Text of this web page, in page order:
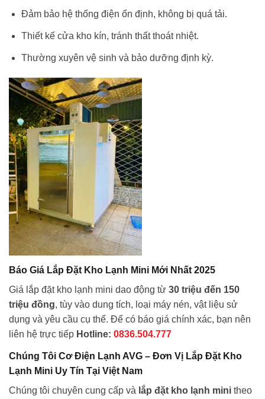
Đảm bảo hệ thống điện ổn định, không bị quá tải.
Thiết kế cửa kho kín, tránh thất thoát nhiệt.
Thường xuyên vệ sinh và bảo dưỡng định kỳ.
Báo Giá Lắp Đặt Kho Lạnh Mini Mới Nhất 2025
Giá lắp đặt kho lạnh mini dao động từ 30 triệu đến 150
triệu đồng, tùy vào dung tích, loại máy nén, vật liệu sử
dụng và yêu cầu cụ thể. Để có báo giá chính xác, bạn nên
liên hệ trực tiếp Hotline: 0836.504.777
Chúng Tôi Cơ Điện Lạnh AVG – Đơn Vị Lắp Đặt Kho
Lạnh Mini Uy Tín Tại Việt Nam
Chúng tôi chuyên cung cấp và lắp đặt kho lạnh mini theo